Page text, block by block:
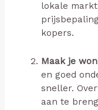
lokale
kopers.
Maak je
en goed
sneller.
aan te